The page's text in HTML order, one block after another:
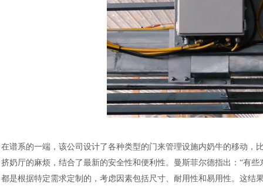
在谱系的一端，该公司设计了各种类型的门来管理设施内奶牛的移动，
挤奶厅的麻烦，结合了最新的安全性和便利性。曼斯菲尔德指出：“有
都是根据特定需求定制的，考虑因素包括尺寸、耐用性和易用性。这结